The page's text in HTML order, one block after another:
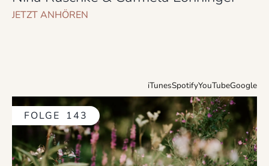
JETZT ANHÖREN
iTunesSpotifyYouTubeGoogle
FOLGE 143